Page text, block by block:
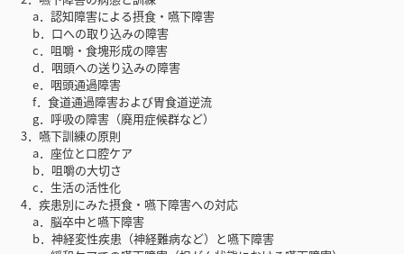
a．認知障害による摂食・嚥下障害
b．口への取り込みの障害
c．咀嚼・食塊形成の障害
d．咽頭への送り込みの障害
e．咽頭通過障害
f．食道通過障害および胃食道逆流
g．呼吸の障害（廃用症候群など）
3．嚥下訓練の原則
a．座位と口腔ケア
b．咀嚼の大切さ
c．生活の活性化
4．疾患別にみた摂食・嚥下障害への対応
a．脳卒中と嚥下障害
b．神経変性疾患（神経難病など）と嚥下障害